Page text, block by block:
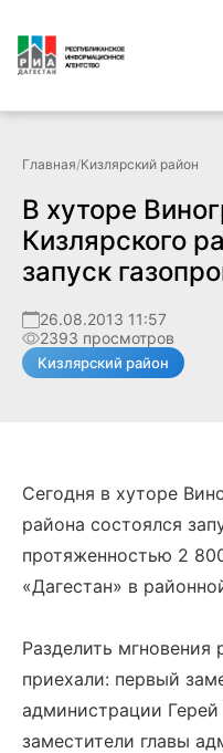
Главная/Кизлярский район
В хуторе
Кизлярского
запуск
26.08.2013 11:57
2393 просмотров
Кизлярский район
Сегодня в хуторе
района состоялся
протяженностью 2
«Дагестан» в
Разделить
приехали: первый
администрации
заместители главы